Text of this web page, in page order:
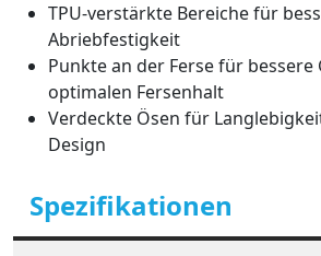
TPU-verstärkte Bereiche für
Abriebfestigkeit
Punkte an der Ferse für
optimalen Fersenhalt
Verdeckte Ösen für
Design
Spezifikationen